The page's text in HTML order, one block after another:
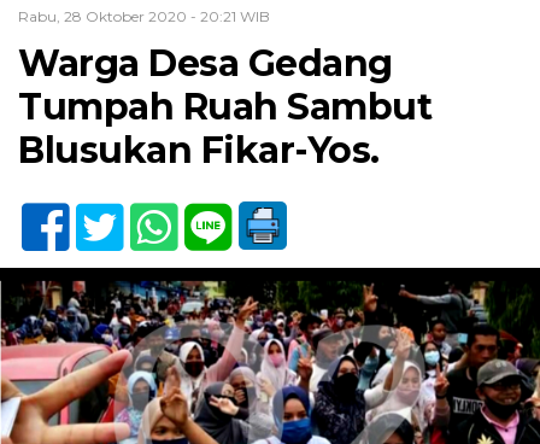
Rabu, 28 Oktober 2020 - 20:21 WIB
Warga Desa Gedang
Tumpah Ruah Sambut
Blusukan Fikar-Yos.